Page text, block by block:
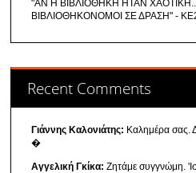
"ΑΝ Η ΒΙΒΛΙΟΘΗΚΗ ΗΤΑΝ
ΒΙΒΛΙΟΘΗΚΟΝΟΜΟΙ ΣΕ ΔΡΑΣΗ" -
Recent Comments
Γιάννης Καλονιάτης: Καλημέρα σας.
�
Αγγελική Γκίκα: Ζητάμε συγγνώμη.